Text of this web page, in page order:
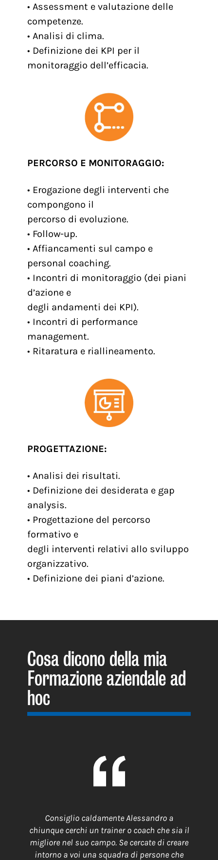
• Assessment e valutazione delle
competenze.
• Analisi di clima.
• Definizione dei KPI per il
monitoraggio dell’efficacia.
PERCORSO E MONITORAGGIO:
• Erogazione degli interventi che
compongono il
percorso di evoluzione.
• Follow-up.
• Affiancamenti sul campo e
personal coaching.
• Incontri di monitoraggio (dei piani
d’azione e
degli andamenti dei KPI).
• Incontri di performance
management.
• Ritaratura e riallineamento.
PROGETTAZIONE:
• Analisi dei risultati.
• Definizione dei desiderata e gap
analysis.
• Progettazione del percorso
formativo e
degli interventi relativi allo sviluppo
organizzativo.
• Definizione dei piani d’azione.
Cosa dicono della mia
Formazione aziendale ad
hoc
Consiglio caldamente Alessandro a
chiunque cerchi un trainer o coach che sia il
migliore nel suo campo. Se cercate di creare
intorno a voi una squadra di persone che